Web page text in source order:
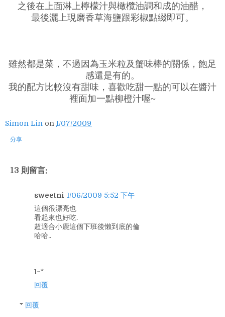
之後在上面淋上檸檬汁與橄欖油調和成的油醋，
最後灑上現磨香草海鹽跟彩椒點綴即可。
雖然都是菜，不過因為玉米粒及蟹味棒的關係，飽足
感還是有的。
我的配方比較沒有甜味，喜歡吃甜一點的可以在醬汁
裡面加一點柳橙汁喔~
Simon Lin on 1/07/2009
分享
13 則留言:
sweetni 1/06/2009 5:52 下午
這個很漂亮也
看起來也好吃.
超適合小鹿這個下班後懶到底的倫
哈哈..
1~*
回覆
回覆